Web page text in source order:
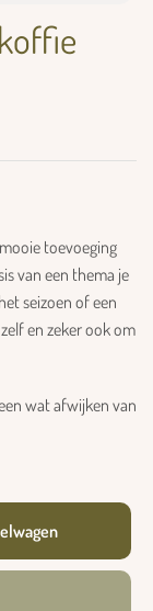
toevoeging
van een thema je
seizoen of een
en zeker ook om
wat afwijken van